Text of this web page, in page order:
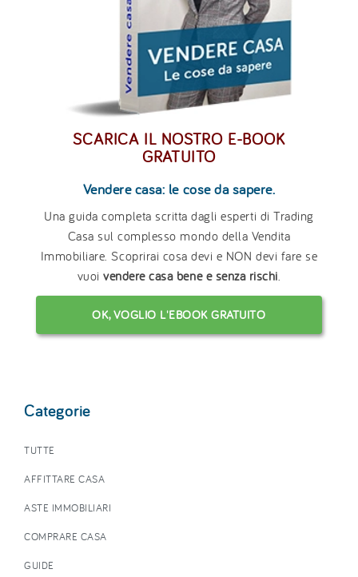
SCARICA IL NOSTRO E-BOOK
GRATUITO
Vendere casa: le cose da sapere.
Una guida completa scritta dagli esperti di Trading
Casa sul complesso mondo della Vendita
Immobiliare. Scoprirai cosa devi e NON devi fare se
vuoivendere casa bene e senza rischi
OK, VOGLIO L'EBOOK GRATUITO
Categorie
TUTTE
AFFITTARE CASA
ASTE IMMOBILIARI
COMPRARE CASA
GUIDE